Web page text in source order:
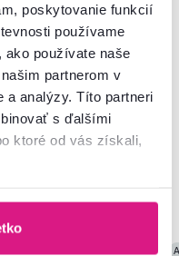
poskytovanie funkcií
používame
ako používate naše
partnerom v
a analýzy. Títo partneri
s ďalšími
ktoré od vás získali,
poradíme
Spustiť chat